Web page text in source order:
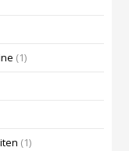
(1)
(1)